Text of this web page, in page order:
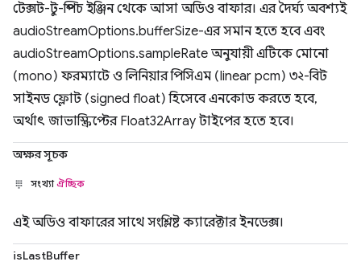
টেক্সট-টু-স্পিচ ইঞ্জিন থেকে আসা অডিও বাফার। এর দৈর্ঘ্য অবশ্যই
audioStreamOptions.bufferSize-এর সমান হতে হবে এবং
audioStreamOptions.sampleRate অনুযায়ী এটিকে মোনো
(mono) ফরম্যাটে ও লিনিয়ার পিসিএম (linear pcm) ৩২-বিট
সাইনড ফ্লোট (signed float) হিসেবে এনকোড করতে হবে,
অর্থাৎ জাভাস্ক্রিপ্টের Float32Array টাইপের হতে হবে।
অক্ষর সূচক
সংখ্যাঐচ্ছিক
এই অডিও বাফারের সাথে সংশ্লিষ্ট ক্যারেক্টার ইনডেক্স।
isLastBuffer